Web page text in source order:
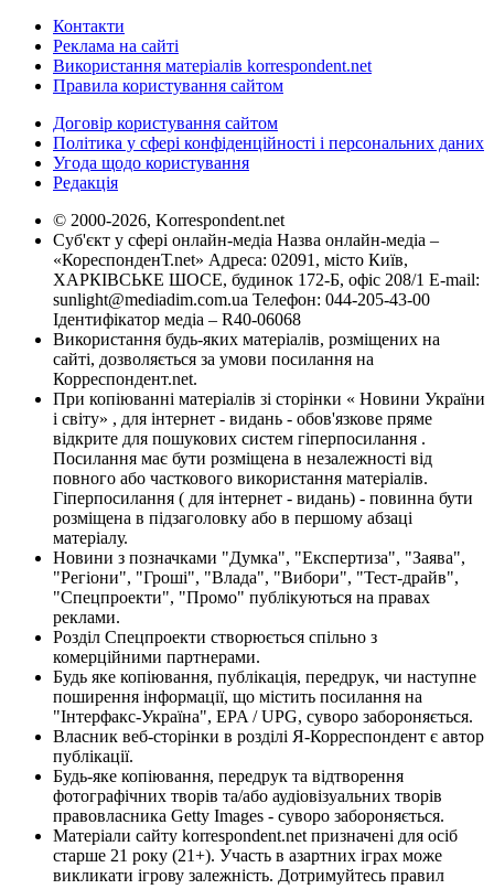
Контакти
Реклама на сайті
Використання матеріалів korrespondent.net
Правила користування сайтом
Договір користування сайтом
Політика у сфері конфіденційності і персональних даних
Угода щодо користування
Редакція
© 2000-2026, Korrespondent.net
Суб'єкт у сфері онлайн-медіа Назва онлайн-медіа –
«КореспонденТ.net» Адреса: 02091, місто Київ,
ХАРКІВСЬКЕ ШОСЕ, будинок 172-Б, офіс 208/1 E-mail:
sunlight@mediadim.com.ua Телефон: 044-205-43-00
Ідентифікатор медіа – R40-06068
Використання будь-яких матеріалів, розміщених на
сайті, дозволяється за умови посилання на
Корреспондент.net.
При копіюванні матеріалів зі сторінки « Новини України
і світу» , для інтернет - видань - обов'язкове пряме
відкрите для пошукових систем гіперпосилання .
Посилання має бути розміщена в незалежності від
повного або часткового використання матеріалів.
Гіперпосилання ( для інтернет - видань) - повинна бути
розміщена в підзаголовку або в першому абзаці
матеріалу.
Новини з позначками "Думка", "Експертиза", "Заява",
"Регіони", "Гроші", "Влада", "Вибори", "Тест-драйв",
"Спецпроекти", "Промо" публікуються на правах
реклами.
Розділ Спецпроекти створюється спільно з
комерційними партнерами.
Будь яке копіювання, публікація, передрук, чи наступне
поширення інформації, що містить посилання на
"Інтерфакс-Україна", EPA / UPG, суворо забороняється.
Власник веб-сторінки в розділі Я-Корреспондент є автор
публікації.
Будь-яке копіювання, передрук та відтворення
фотографічних творів та/або аудіовізуальних творів
правовласника Getty Images - суворо забороняється.
Матеріали сайту korrespondent.net призначені для осіб
старше 21 року (21+). Участь в азартних іграх може
викликати ігрову залежність. Дотримуйтесь правил